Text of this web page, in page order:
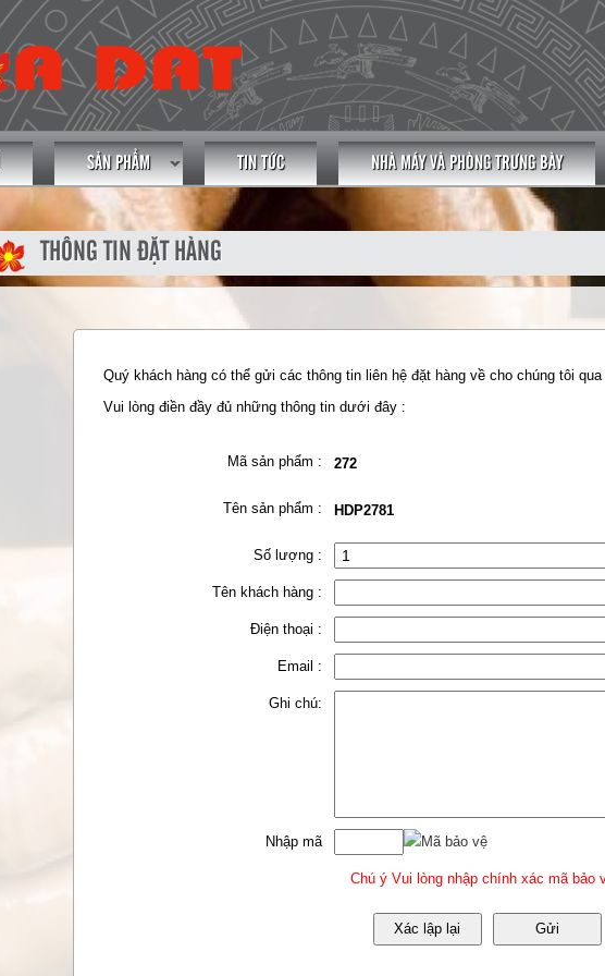
SẢN PHẨM TIN TỨC NHÀ MÁY VÀ PHÒNG TRƯNG BÀY
THÔNG TIN ĐẶT HÀNG
Quý khách hàng có thể gửi các thông tin liên hệ đặt hàng về cho chúng tôi qua
Vui lòng điền đầy đủ những thông tin dưới đây :
Mã sản phẩm : 272
Tên sản phẩm : HDP2781
Số lượng :
Tên khách hàng :
Điện thoại :
Email :
Ghi chú:
Nhập mã Mã bảo vệ
Chú ý Vui lòng nhập chính xác mã bảo